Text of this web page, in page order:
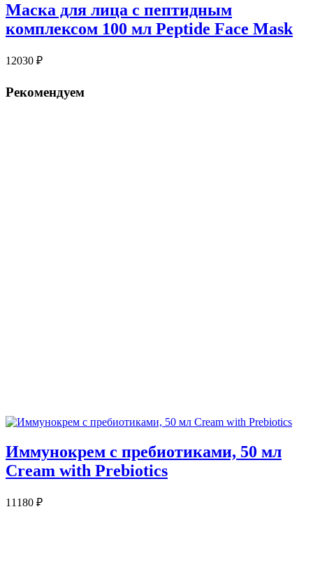
Маска для лица с пептидным
комплексом 100 мл Peptide Face Mask
12030 ₽
Рекомендуем
Иммунокрем с пребиотиками, 50 мл
Cream with Prebiotics
11180 ₽